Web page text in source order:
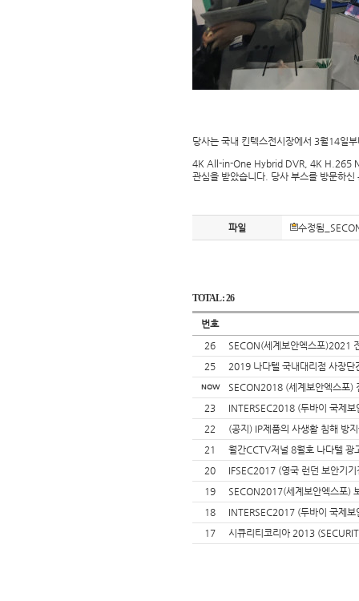
당사는 국내 킨텍스전시장에서 3월14일
4K All-in-One Hybrid DVR, 4K H.265
관심을 받았습니다. 당사 부스를 방문하
파일 수정됨
TOTAL : 26
번호
26
SECON(세계보안엑스포)2021
25
2019 나다텔 국내대리점 사장단
NOW
SECON2018 (세계보안엑스포)
23
INTERSEC2018 (두바이 국제보
22
(공지) IP제품의 사생활 침해 방
21
월간CCTV저널 8월호 나다텔 광
20
IFSEC2017 (영국 런던 보안기기
19
SECON2017(세계보안엑스포)
18
INTERSEC2017 (두바이 국제보
17
시큐리티코리아 2013